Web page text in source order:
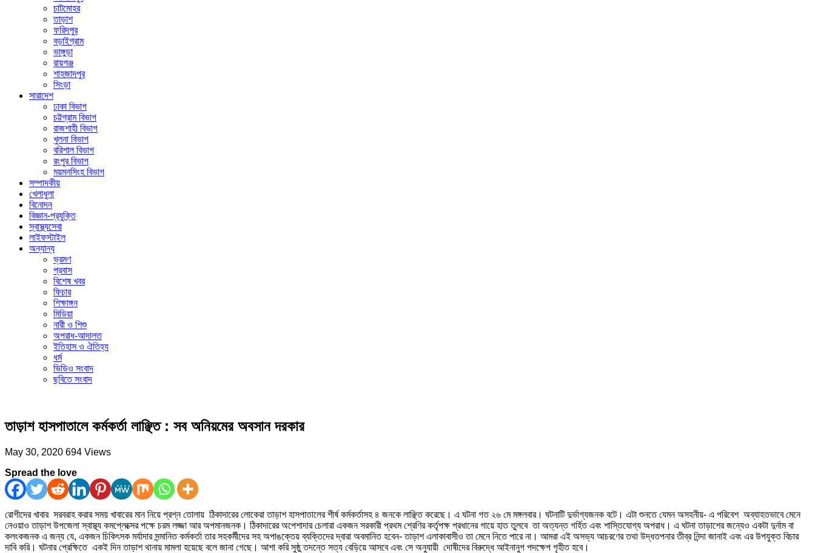
চাটমোহর
তাড়াশ
ফরিদপুর
বড়াইগ্রাম
ভাঙ্গুড়া
রায়গঞ্জ
শাহজাদপুর
সিংড়া
সারাদেশ
ঢাকা বিভাগ
চট্টগ্রাম বিভাগ
রাজশাহী বিভাগ
খুলনা বিভাগ
বরিশাল বিভাগ
রংপুর বিভাগ
ময়মনসিংহ বিভাগ
সম্পাদকীয়
খেলাধুলা
বিনোদন
বিজ্ঞান-প্রযুক্তি
স্বাস্থ্যসেবা
লাইফস্টাইল
অন্যান্য
ভ্রমণ
প্রবাস
বিশেষ খবর
ফিচার
শিক্ষাঙ্গন
মিডিয়া
নারী ও শিশু
অপরাধ-আদালত
ইতিহাস ও ঐতিহ্য
ধর্ম
ভিডিও সংবাদ
ছবিতে সংবাদ
তাড়াশ হাসপাতালে কর্মকর্তা লাঞ্ছিত : সব অনিয়মের অবসান দরকার
May 30, 2020 694 Views
Spread the love
রোগীদের খাবার সরবরাহ করার সময় খাবারের মান নিয়ে প্রশ্ন তোলায় ঠিকাদারের লোকেরা তাড়াশ হাসপাতালের শীর্ষ কর্মকর্তাসহ ৪ জনকে লাঞ্ছিত করেছে। এ ঘটনা গত ২৬ মে মঙ্গলবার। ঘটনাটি দুর্ভাগ্যজনক বটে। এটা শুনতে যেমন অসহনীয়- এ পরিবেশ অব্যাহতভাবে মেনে
নেওয়াও তাড়াশ উপজেলা স্বাস্থ্য কমপ্লেক্সের পক্ষে চরম লজ্জা আর অপমানজনক। ঠিকাদারের অপেশাদার চেলারা একজন সরকারী প্রথম শ্রেণির কর্তৃপক্ষ প্রধানের গায়ে হাত তুলবে তা অত্যন্ত গর্হিত এবং শাস্তিযোগ্য অপরাধ। এ ঘটনা তাড়াশের জন্যেও একটা দুর্নাম বা
কলংকজনক এ জন্য যে, একজন চিকিৎসক মর্যাদার সন্মানিত কর্মকর্তা তার সহকর্মীদের সহ অপাঙক্তেয় ব্যক্তিদের দ্বারা অবমানিত হবেন- তাড়াশ এলাকাবাসীও তা মেনে নিতে পারে না। আমরা এই অসভ্য আচরণের তথা উদ্ধতপনার তীব্র নিন্দা জানাই এবং এর উপযুক্ত বিচার
দাবি করি। ঘটনার প্রেক্ষিতে একই দিন তাড়াশ থানায় মামলা হয়েছে বলে জানা গেছে। আশা করি সুষ্ঠু তদন্তে সত্য বেড়িয়ে আসবে এবং সে অনুযায়ী দোষীদের বিরুদ্ধে আইনানুগ পদক্ষেপ গৃহীত হবে।